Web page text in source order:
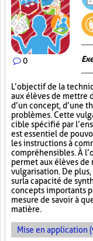
0
L’objectif de la
aux élèves de mettre
d’un concept, d’une
problèmes. Cette
cible spécifié par
est essentiel de
les instructions à
compréhensibles. À
permet aux élèves
vulgarisation. De
sur la capacité de
concepts importants
mesure de savoir à
matière.
Mise en application